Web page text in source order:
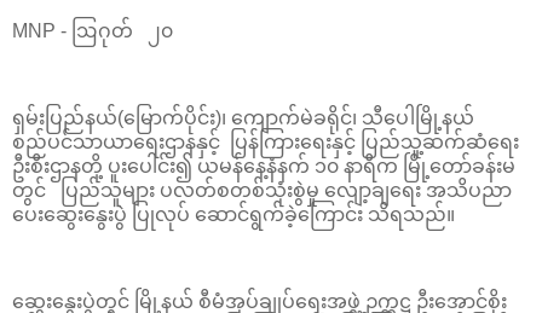
MNP - ဩဂုတ် ၂၀
ရှမ်းပြည်နယ်(မြောက်ပိုင်း)၊ ကျောက်မဲခရိုင်၊ သီပေါမြို့နယ်
စည်ပင်သာယာရေးဌာနနှင့် ပြန်ကြားရေးနှင့် ပြည်သူ့ဆက်ဆံရေး
ဦးစီးဌာနတို့ ပူးပေါင်း၍ ယမန်နေ့နံနက် ၁၀ နာရီက မြို့တော်ခန်းမ
တွင် ပြည်သူများ ပလတ်စတစ်သုံးစွဲမှု လျော့ချရေး အသိပညာ
ပေးဆွေးနွေးပွဲ ပြုလုပ် ဆောင်ရွက်ခဲ့ကြောင်း သိရသည်။
ဆွေးနွေးပွဲတွင် မြို့နယ် စီမံအုပ်ချုပ်ရေးအဖွဲ့ ဥက္ကဋ္ဌ ဦးအောင်စိုး